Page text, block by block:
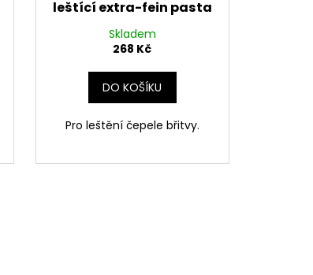
leštící extra-fein pasta
Skladem
268 Kč
DO KOŠÍKU
Pro leštění čepele břitvy.